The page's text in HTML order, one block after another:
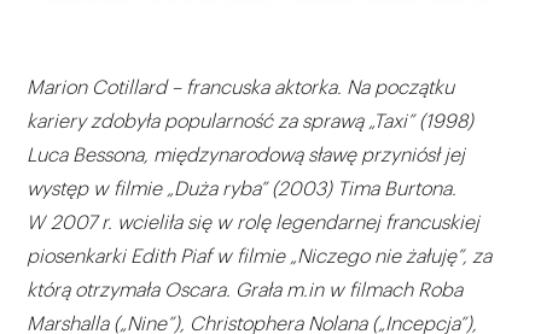
Marion Cotillard – francuska aktorka. Na początku
kariery zdobyła popularność za sprawą „Taxi” (1998)
Luca Bessona, międzynarodową sławę przyniósł jej
występ w filmie „Duża ryba” (2003) Tima Burtona.
W 2007 r. wcieliła się w rolę legendarnej francuskiej
piosenkarki Edith Piaf w filmie „Niczego nie żałuję”, za
którą otrzymała Oscara. Grała m.in w filmach Roba
Marshalla („Nine”), Christophera Nolana („Incepcja”),